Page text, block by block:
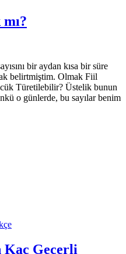
bir aydan kısa bir süre
belirtmiştim. Olmak Fiil
Türetilebilir? Üstelik bunun
o günlerde, bu sayılar benim
Geçerli